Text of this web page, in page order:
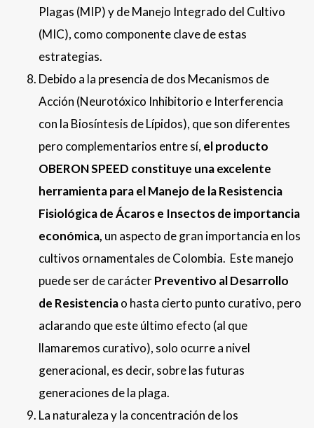
Plagas (MIP) y de Manejo Integrado del Cultivo
(MIC), como componente clave de estas
estrategias.
Debido a la presencia de dos Mecanismos de
Acción (Neurotóxico Inhibitorio e Interferencia
con la Biosíntesis de Lípidos), que son diferentes
pero complementarios entre sí, el producto
OBERON SPEED constituye una excelente
herramienta para el Manejo de la Resistencia
Fisiológica de Ácaros e Insectos de importancia
económica, un aspecto de gran importancia en los
cultivos ornamentales de Colombia. Este manejo
puede ser de carácterPreventivo al Desarrollo
de Resistenciao hasta cierto punto curativo, pero
aclarando que este último efecto (al que
llamaremos curativo), solo ocurre a nivel
generacional, es decir, sobre las futuras
generaciones de la plaga.
La naturaleza y la concentración de los